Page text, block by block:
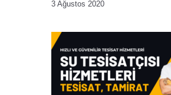
3 Ağustos 2020